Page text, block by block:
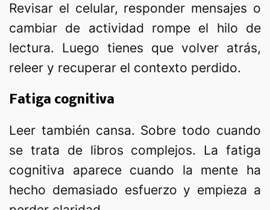
Revisar el celular, responder mensajes o
cambiar de actividad rompe el hilo de
lectura. Luego tienes que volver atrás,
releer y recuperar el contexto perdido.
Fatiga cognitiva
Leer también cansa. Sobre todo cuando
se trata de libros complejos. La fatiga
cognitiva aparece cuando la mente ha
hecho demasiado esfuerzo y empieza a